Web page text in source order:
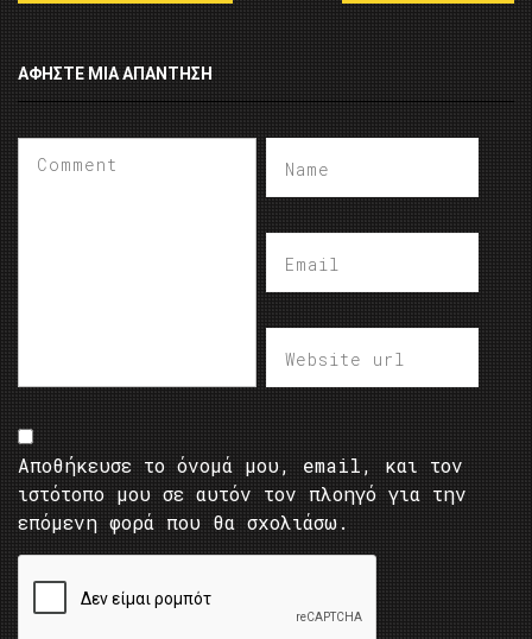
ΑΦΉΣΤΕ ΜΙΑ ΑΠΆΝΤΗΣΗ
Αποθήκευσε το όνομά μου, email, και τον
ιστότοπο μου σε αυτόν τον πλοηγό για την
επόμενη φορά που θα σχολιάσω.